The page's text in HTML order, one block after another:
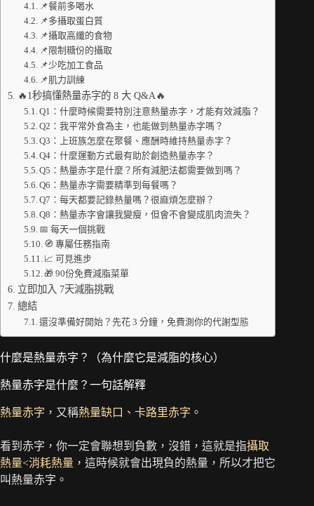
📌餐前多喝水
📌多攝取蛋白質
📌攝取高纖的食物
📌限制糖份的攝取
📌少吃加工食品
📌肌力訓練
🔥1秒搞懂熱量赤字的 8 大 Q&A🔥
Q1：什麼時候需要特別注意熱量赤字，才能有效減脂？
Q2：我平常外食為主，也能做到熱量赤字嗎？
Q3：上班族怎麼在聚餐、應酬時維持熱量赤字？
Q4：什麼運動方式最有助於創造熱量赤字？
Q5：熱量赤字是什麼？所有減肥法都需要做到嗎？
Q6：熱量赤字需要精準到每餐嗎？
Q7：每天都要記錄熱量嗎？很麻煩怎麼辦？
Q8：熱量赤字會讓我變瘦，但會不會變成肌肉流失？
📅 每天一個挑戰
🧭 專屬任務指南
📈 可見進步
🎁 90份免費減脂菜單
立即加入 7天減脂挑戰
總結
還沒準備好開始？先花 3 分鐘，免費測你的代謝型態
什麼是熱量赤字？（為什麼它是減脂的核心）
熱量赤字是什麼？一句話解釋
熱量赤字 ，又稱熱量缺口、卡路里赤字 。
看到赤字，你一定會聯想到負數，沒錯，這就是指攝取
熱量<消耗熱量 ，這時候就會出現負的熱量，所以才把它
叫熱量赤字。